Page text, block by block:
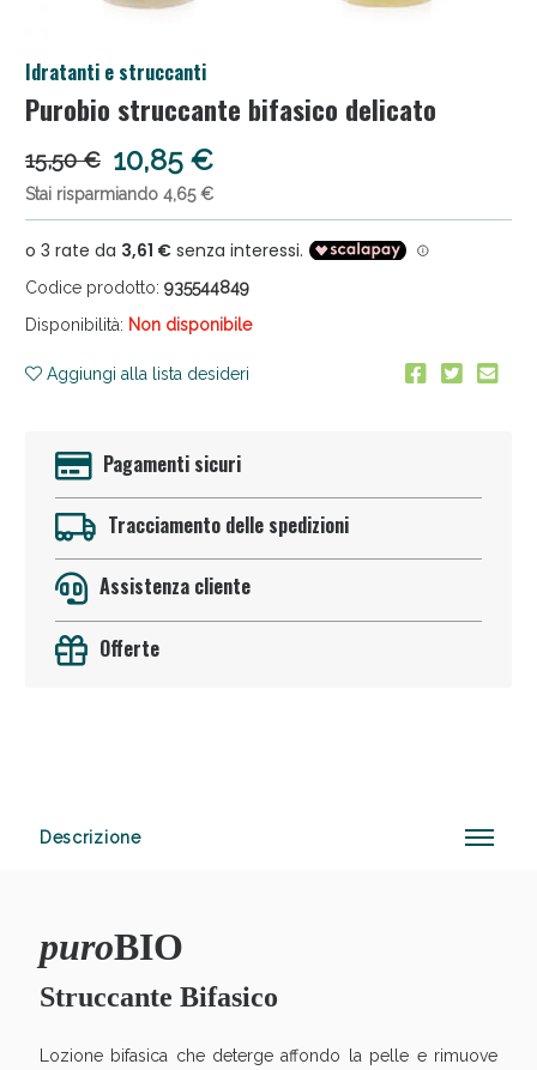
Idratanti e struccanti
Purobio struccante bifasico delicato
15,50 € 10,85 €
Stai risparmiando 4,65 €
Codice prodotto: 935544849
Disponibilità: Non disponibile
Aggiungi alla lista desideri
Pagamenti sicuri
Tracciamento delle spedizioni
Assistenza cliente
Offerte
Descrizione
puroBIO
Struccante Bifasico
Lozione bifasica che deterge affondo la pelle e rimuove
Salini e Multivitaminici: oggi Sconto extra fino al
Anticellulite e Fanghi: Sconto fino al 40% valido
oggi!